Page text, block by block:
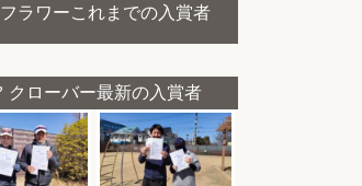
フラワーこれまでの入賞者
クローバー最新の入賞者